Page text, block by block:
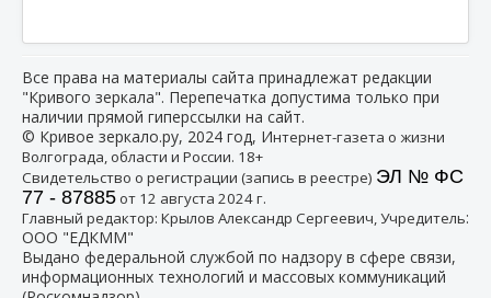
Все права на материалы сайта принадлежат редакции
"Кривого зеркала". Перепечатка допустима только при
наличии прямой гиперссылки на сайт.
© Кривое зеркало.ру, 2024 год, Интернет-газета о жизни
Волгограда, области и России. 18+
Свидетельство о регистрации (запись в реестре) ЭЛ № ФС
77 - 87885от 12 августа 2024 г.
Главный редактор: Крылов Александр Сергеевич, Учредитель:
ООО "ЕДКММ"
Выдано федеральной службой по надзору в сфере связи,
информационных технологий и массовых коммуникаций